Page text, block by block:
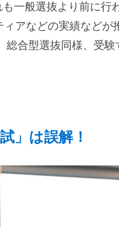
一般選抜より前に行
アなどの実績などが
合型選抜同様、受
」は誤解！